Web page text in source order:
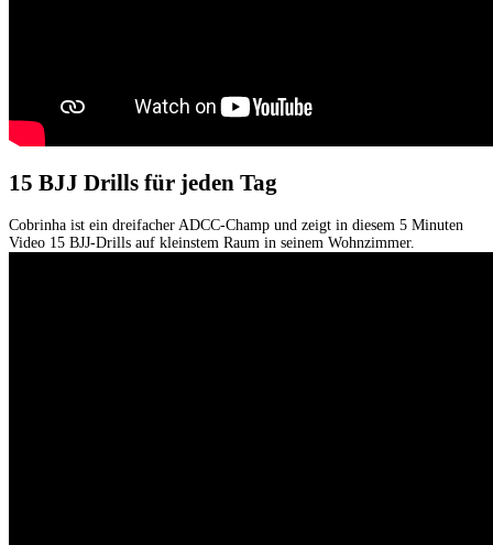
15 BJJ Drills für jeden Tag
Cobrinha ist ein dreifacher ADCC-Champ und zeigt in diesem 5 Minuten
Video 15 BJJ-Drills auf kleinstem Raum in seinem Wohnzimmer.